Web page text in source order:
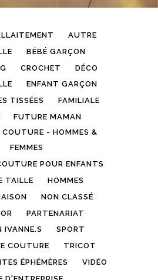
AUTRE
BÉBÉ GARÇON
CROCHET
DÉCO
ENFANT GARÇON
TISSÉES
FAMILIALE
FUTURE MAMAN
COUTURE - HOMMES &
FEMMES
POUR ENFANTS
TAILLE
HOMMES
NON CLASSÉ
PARTENARIAT
IVANNE.S
SPORT
COUTURE
TRICOT
ÉPHÉMÈRES
VIDÉO